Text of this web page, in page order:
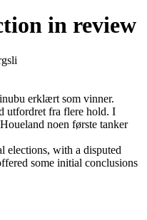
in review
erklært som vinner.
utfordret fra flere hold. I
noen første tanker
elections, with a disputed
some initial conclusions